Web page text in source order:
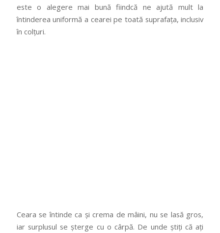
este o alegere mai bună fiindcă ne ajută mult la
întinderea uniformă a cearei pe toată suprafața, inclusiv
în colțuri.
Ceara se întinde ca și crema de mâini, nu se lasă gros,
iar surplusul se șterge cu o cârpă. De unde știți că ați